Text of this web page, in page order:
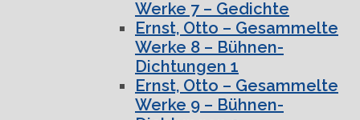
Werke 7 – Gedichte
Ernst, Otto – Gesammelte
Werke 8 – Bühnen-
Dichtungen 1
Ernst, Otto – Gesammelte
Werke 9 – Bühnen-